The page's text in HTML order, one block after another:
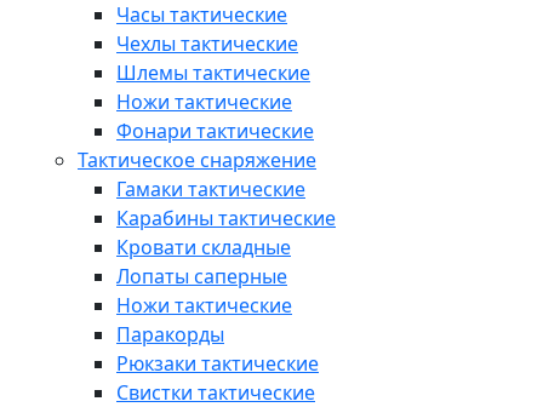
Часы тактические
Чехлы тактические
Шлемы тактические
Ножи тактические
Фонари тактические
Тактическое снаряжение
Гамаки тактические
Карабины тактические
Кровати складные
Лопаты саперные
Ножи тактические
Паракорды
Рюкзаки тактические
Свистки тактические